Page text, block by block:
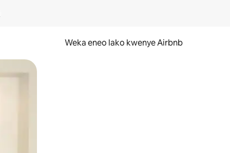
Weka eneo lako kwenye Airbnb